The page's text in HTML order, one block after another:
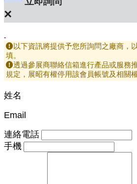
×
-
以下資訊將提供予您所詢問之廠商，
填。
透過參展商聯絡信箱進行產品或服務
規定，展昭有權停用該會員帳號及相關權
姓名
Email
連絡電話
手機